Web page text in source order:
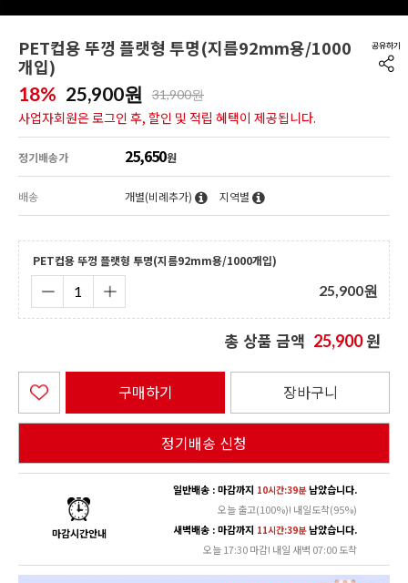
PET컵용 뚜껑 플랫형 투명(지름92mm용/1000
개입)
18% 25,900원 31,900원
사업자회원은 로그인 후, 할인 및 적립 혜택이 제공됩니다.
정기배송가 25,650원
배송 개별(비례추가) 지역별
PET컵용 뚜껑 플랫형 투명(지름92mm용/1000개입)
25,900원
총 상품 금액 25,900원
구매하기 장바구니
정기배송 신청
마감시간안내
일반배송 : 마감까지 10시간:39분남았습니다.
오늘 출고(100%)! 내일도착(95%)
새벽배송 : 마감까지 11시간:39분남았습니다.
오늘 17:30 마감! 내일 새벽 07:00 도착